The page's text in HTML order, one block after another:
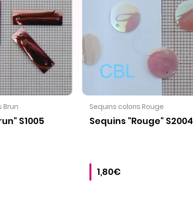
PRODUIT
Brun
S1005
VOIR LE PRODUIT
Sequins coloris Rouge
Sequins "Rouge" S2004
1,80€